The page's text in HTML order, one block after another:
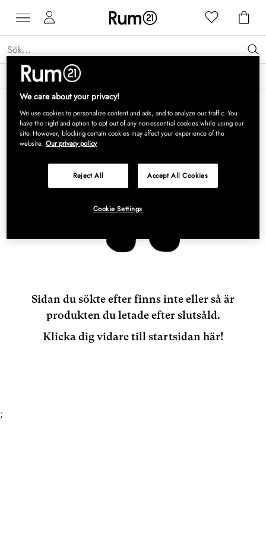
Få 15 % rabatt på Grythyttan Stålmöbler* →
Sidan du sökte efter finns inte eller så är
produkten du letade efter slutsåld.
Klicka dig vidare till startsidan här!
;
We care about your privacy!
We use cookies to personalize content and ads, and to analyze our traffic. You
have the right and option to opt out of any non-essential cookies while using our
site. However, blocking certain cookies may affect your experience of the
website. Our privacy policy
Reject All Accept All Cookies
Cookie Settings